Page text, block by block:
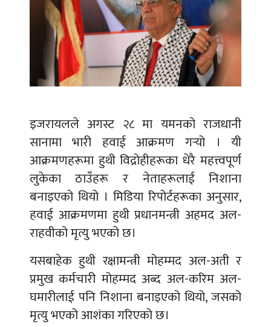
इजरायलले अगस्ट २८ मा यमनको राजधानी
सानामा भारी हवाई आक्रमण गर्‍यो । यी
आक्रमणहरूमा हुथी विद्रोहीहरूका धेरै महत्त्वपूर्ण
लुकेका ठाउँहरू र नेताहरूलाई निशाना
बनाइएको थियो । मिडिया रिपोर्टहरूका अनुसार,
हवाई आक्रमणमा हुथी प्रधानमन्त्री अहमद अल-
राहवीको मृत्यु भएको छ।
यसबाहेक हुथी रक्षामन्त्री मोहम्मद अल-अती र
प्रमुख कर्मचारी मोहम्मद अब्द अल-करिम अल-
घमारीलाई पनि निशाना बनाइएको थियो, जसको
मृत्यु भएको आशंका गरिएको छ।